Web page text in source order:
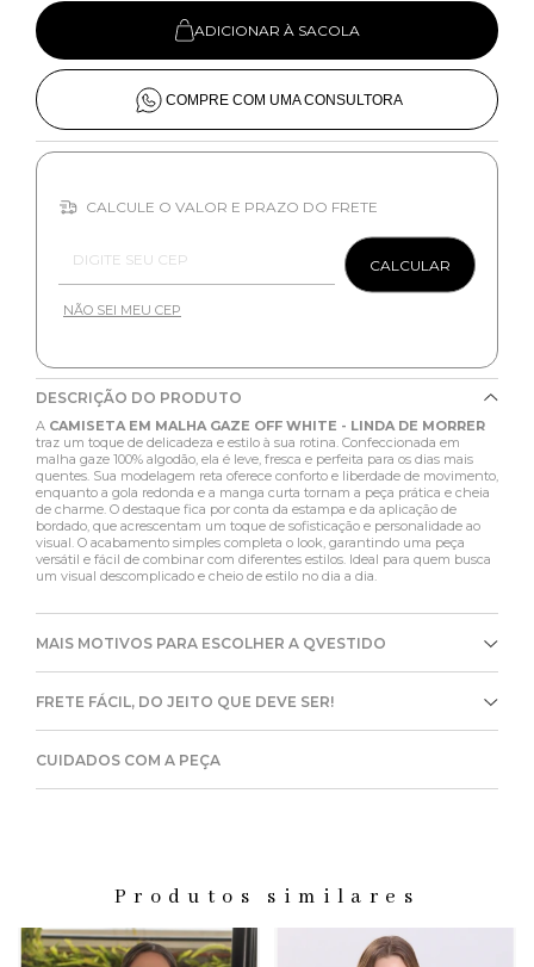
ADICIONAR À SACOLA
COMPRE COM UMA CONSULTORA
CALCULE O VALOR E PRAZO DO FRETE
CALCULAR
NÃO SEI MEU CEP
DESCRIÇÃO DO PRODUTO
A CAMISETA EM MALHA GAZE OFF WHITE - LINDA DE MORRER
traz um toque de delicadeza e estilo à sua rotina. Confeccionada em
malha gaze 100% algodão, ela é leve, fresca e perfeita para os dias mais
quentes. Sua modelagem reta oferece conforto e liberdade de movimento,
enquanto a gola redonda e a manga curta tornam a peça prática e cheia
de charme. O destaque fica por conta da estampa e da aplicação de
bordado, que acrescentam um toque de sofisticação e personalidade ao
visual. O acabamento simples completa o look, garantindo uma peça
versátil e fácil de combinar com diferentes estilos. Ideal para quem busca
um visual descomplicado e cheio de estilo no dia a dia.
MAIS MOTIVOS PARA ESCOLHER A QVESTIDO
FRETE FÁCIL, DO JEITO QUE DEVE SER!
CUIDADOS COM A PEÇA
Produtos similares